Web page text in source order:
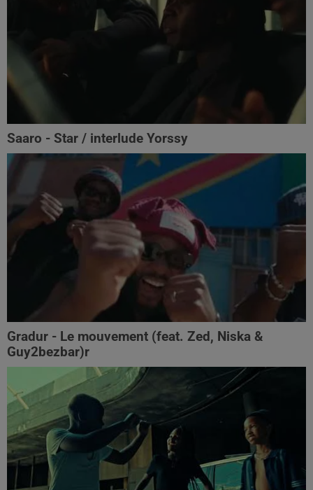
Saaro - Star / interlude Yorssy
Gradur - Le mouvement (feat. Zed, Niska &
Guy2bezbar)r